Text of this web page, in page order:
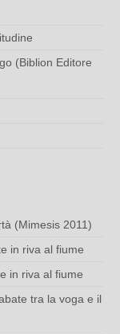
(Biblion Editore
(Mimesis 2011)
in riva al fiume
in riva al fiume
tra la voga e il